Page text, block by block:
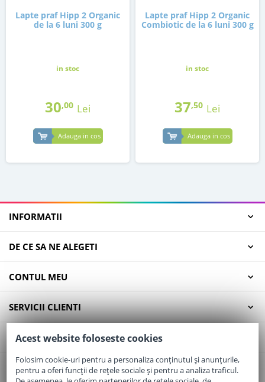
Lapte praf Hipp 2 Organic
de la 6 luni 300 g
in stoc
30,00 Lei
Adauga in cos
Lapte praf Hipp 2 Organic
Combiotic de la 6 luni 300 g
in stoc
37,50 Lei
Adauga in cos
INFORMATII
DE CE SA NE ALEGETI
CONTUL MEU
SERVICII CLIENTI
CONTACT
Email:office@elaptepraf.ro
Acest website foloseste cookies
Folosim cookie-uri pentru a personaliza conținutul și anunțurile,
pentru a oferi funcții de rețele sociale și pentru a analiza traficul.